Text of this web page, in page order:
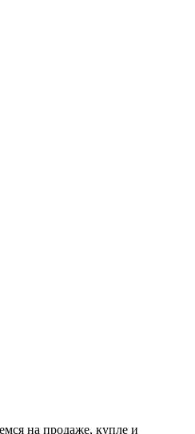
на продаже, купле и